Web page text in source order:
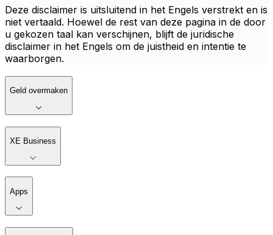
Deze disclaimer is uitsluitend in het Engels verstrekt en is
niet vertaald. Hoewel de rest van deze pagina in de door
u gekozen taal kan verschijnen, blijft de juridische
disclaimer in het Engels om de juistheid en intentie te
waarborgen.
Geld overmaken
XE Business
Apps